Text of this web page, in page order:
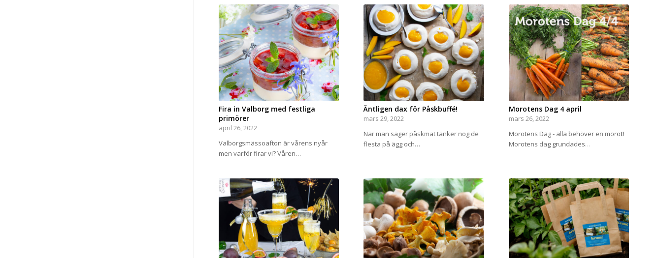
Fira in Valborg med festliga
primörer
april 26, 2022
Valborgsmässoafton är vårens nyår
men varför firar vi? Våren…
Äntligen dax för Påskbuffé!
mars 29, 2022
När man säger påskmat tänker nog de
flesta på ägg och…
Morotens Dag 4 april
mars 26, 2022
Morotens Dag - alla behöver en morot!
Morotens dag grundades…